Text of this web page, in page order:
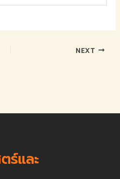
NEXT
ร์และ